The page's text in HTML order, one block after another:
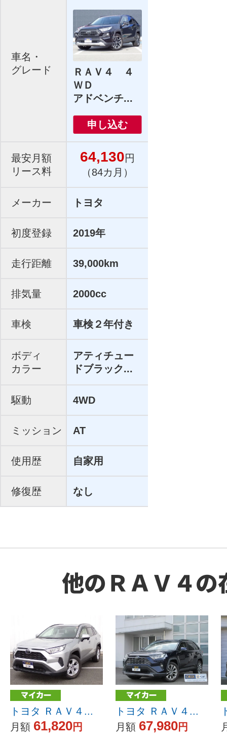
車名・
グレード
ＲＡＶ４ ４
ＷＤ
アドベンチ...
申し込む
最安月額
リース料
64,130円
（84カ月）
メーカー トヨタ
初度登録 2019年
走行距離 39,000km
排気量 2000cc
車検 車検２年付き
ボディ
カラー
アティチュー
ドブラック...
駆動 4WD
ミッション AT
使用歴 自家用
修復歴 なし
他のＲＡＶ４の
トヨタ ＲＡＶ４...
月額 61,820円
トヨタ ＲＡＶ４...
月額 67,980円